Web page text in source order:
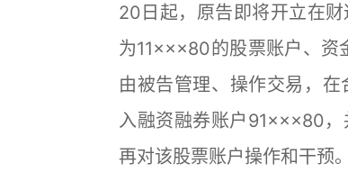
20日起，原告即将开立在
为11×××80的股票账户、资
由被告管理、操作交易，
入融资融券账户91×××80
再对该股票账户操作和干预